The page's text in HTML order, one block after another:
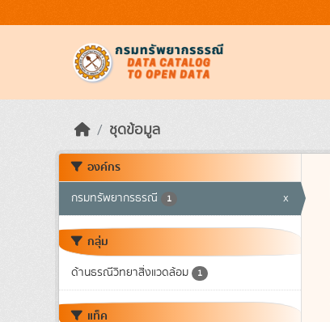
ชุดข้อมูล
องค์กร
กรมทรัพยากรธรณี 1 x
กลุ่ม
ด้านธรณีวิทยาสิ่งแวดล้อม 1
แท็ค